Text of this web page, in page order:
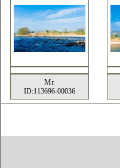
Mr.
ID:113696-00036